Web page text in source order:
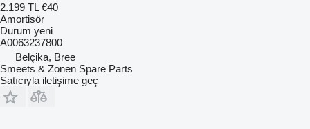
2.199 TL €40
Amortisör
Durum yeni
A0063237800
Belçika, Bree
Smeets & Zonen Spare Parts
Satıcıyla iletişime geç